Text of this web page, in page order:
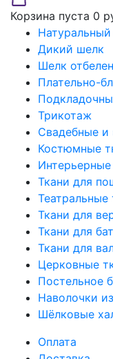
Корзина пуста 0
Натуральный
Дикий шелк
Шелк
Плательно-
Подкладочные
Трикотаж
Свадебные и
Костюмные
Интерьерные
Ткани для
Театральные
Ткани для
Ткани для
Ткани для
Церковные
Постельное
Наволочки из
Шёлковые
Оплата